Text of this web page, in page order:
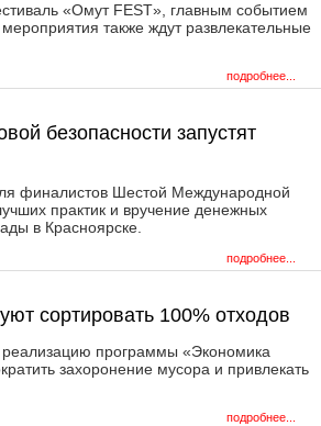
«Омут FEST», главным событием
также ждут развлекательные
подробнее...
безопасности запустят
финалистов Шестой Международной
практик и вручение денежных
в Красноярске.
подробнее...
сортировать 100% отходов
программы «Экономика
захоронение мусора и привлекать
подробнее...